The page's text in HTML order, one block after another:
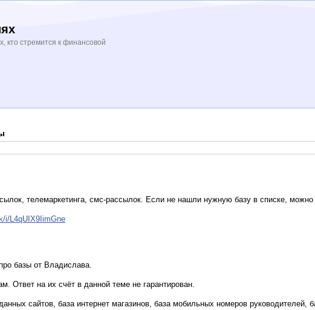
кто стремится к финансовой
телемаркетинга, смс-рассылок. Если не нашли нужную базу в списке, можно
i/L4qUIX9IimGne
базы от Владислава.
Ответ на их счёт в данной теме не гарантирован.
сайтов, база интернет магазинов, база мобильных номеров руководителей,